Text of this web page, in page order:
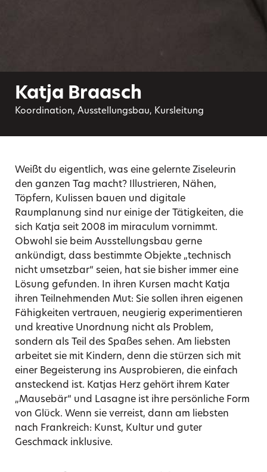
Katja Braasch
Koordination, Ausstellungsbau, Kursleitung
Weißt du eigentlich, was eine gelernte Ziseleurin
den ganzen Tag macht? Illustrieren, Nähen,
Töpfern, Kulissen bauen und digitale
Raumplanung sind nur einige der Tätigkeiten, die
sich Katja seit 2008 im miraculum vornimmt.
Obwohl sie beim Ausstellungsbau gerne
ankündigt, dass bestimmte Objekte „technisch
nicht umsetzbar“ seien, hat sie bisher immer eine
Lösung gefunden. In ihren Kursen macht Katja
ihren Teilnehmenden Mut: Sie sollen ihren eigenen
Fähigkeiten vertrauen, neugierig experimentieren
und kreative Unordnung nicht als Problem,
sondern als Teil des Spaßes sehen. Am liebsten
arbeitet sie mit Kindern, denn die stürzen sich mit
einer Begeisterung ins Ausprobieren, die einfach
ansteckend ist. Katjas Herz gehört ihrem Kater
„Mausebär“ und Lasagne ist ihre persönliche Form
von Glück. Wenn sie verreist, dann am liebsten
nach Frankreich: Kunst, Kultur und guter
Geschmack inklusive.